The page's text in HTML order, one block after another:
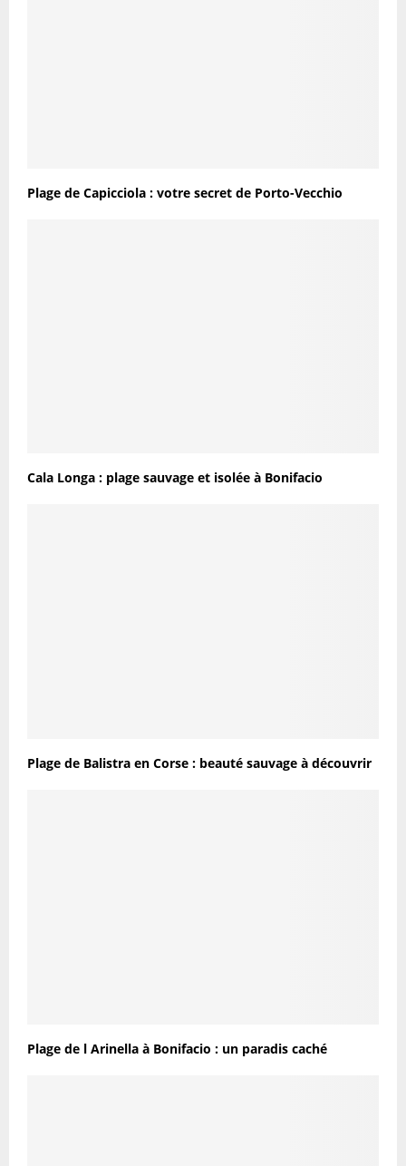
Plage de Capicciola : votre secret de Porto-Vecchio
Cala Longa : plage sauvage et isolée à Bonifacio
Plage de Balistra en Corse : beauté sauvage à découvrir
Plage de l Arinella à Bonifacio : un paradis caché